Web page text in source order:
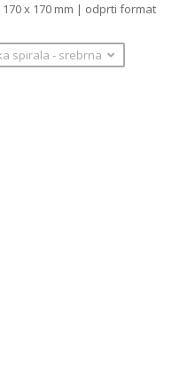
x 170 mm | odprti format
spirala ‐ srebrna